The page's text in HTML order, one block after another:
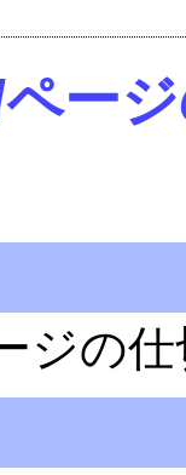
ー
ジの